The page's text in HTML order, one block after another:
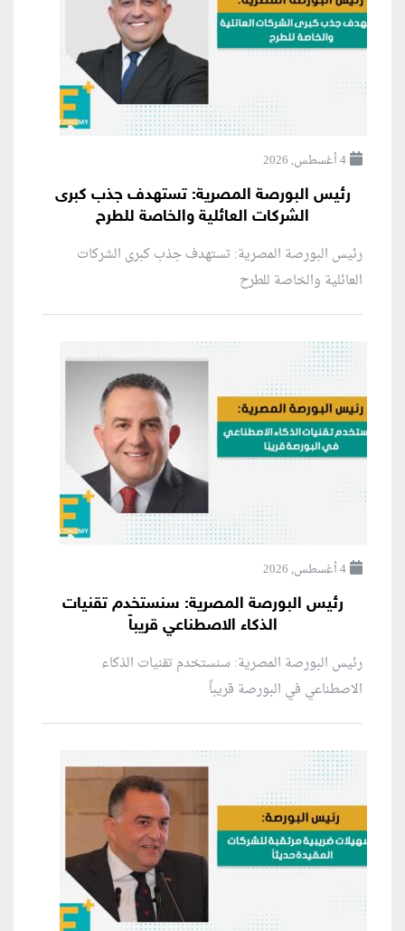
4 أغسطس, 2026
رئيس البورصة المصرية: تستهدف جذب كبرى
الشركات العائلية والخاصة للطرح
رئيس البورصة المصرية: تستهدف جذب كبرى الشركات
العائلية والخاصة للطرح
4 أغسطس, 2026
رئيس البورصة المصرية: سنستخدم تقنيات
الذكاء الاصطناعي قريباً
رئيس البورصة المصرية: سنستخدم تقنيات الذكاء
الاصطناعي في البورصة قريباً